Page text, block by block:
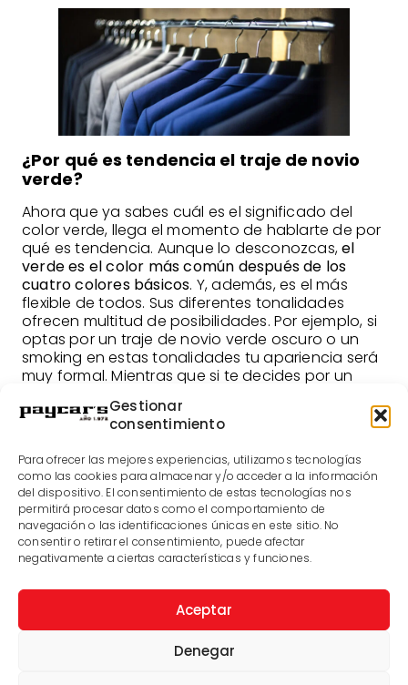
Gestionar
consentimiento
Para ofrecer las mejores experiencias, utilizamos tecnologías
como las cookies para almacenar y/o acceder a la información
del dispositivo. El consentimiento de estas tecnologías nos
permitirá procesar datos como el comportamiento de
navegación o las identificaciones únicas en este sitio. No
consentir o retirar el consentimiento, puede afectar
negativamente a ciertas características y funciones.
Aceptar
Denegar
¿Por qué es tendencia el traje de novio
verde?
Ahora que ya sabes cuál es el significado del
color verde, llega el momento de hablarte de por
qué es tendencia. Aunque lo desconozcas,el
verde es el color más común después de los
cuatro colores básicos. Y, además, es el más
flexible de todos. Sus diferentes tonalidades
ofrecen multitud de posibilidades. Por ejemplo, si
optas por un traje de novio verde oscuro o un
smoking en estas tonalidades tu apariencia será
muy formal. Mientras que si te decides por un
informal.
que optan por el verde tiene que ver en que no
saben cómo combinarlo correctamente. Lo
cierto es que, aunque inicialmente pueda
parecer más difícil que con un color más clásico,
combinar el verde es realmente sencillo. Si se
trata de un verde oscuro combinará bien con
prácticamente cualquier tono dorado. Mientras
que si buscas un contraste puedes recurrir al
negro o al rojo. Por otro lado, los verdes claros
son mucho más versátiles y pegan con
prácticamente todos los colores claros.